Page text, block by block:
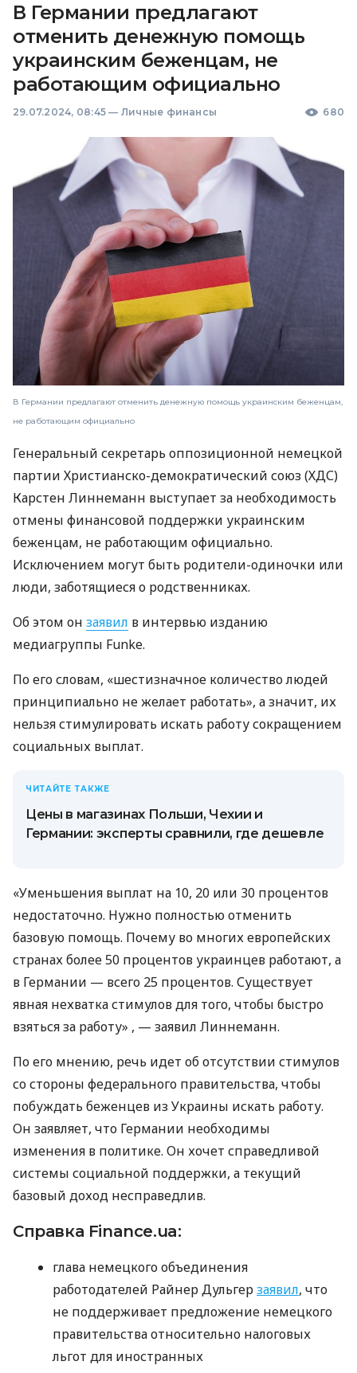
В Германии предлагают
отменить денежную помощь
украинским беженцам, не
работающим официально
29.07.2024, 08:45 — Личные финансы 680
В Германии предлагают отменить денежную помощь украинским беженцам,
не работающим официально
Генеральный секретарь оппозиционной немецкой
партии Христианско-демократический союз (ХДС)
Карстен Линнеманн выступает за необходимость
отмены финансовой поддержки украинским
беженцам, не работающим официально.
Исключением могут быть родители-одиночки или
люди, заботящиеся о родственниках.
Об этом он заявил в интервью изданию
медиагруппы Funke.
По его словам, «шестизначное количество людей
принципиально не желает работать», а значит, их
нельзя стимулировать искать работу сокращением
социальных выплат.
ЧИТАЙТЕ ТАКЖЕ
Цены в магазинах Польши, Чехии и
Германии: эксперты сравнили, где дешевле
«Уменьшения выплат на 10, 20 или 30 процентов
недостаточно. Нужно полностью отменить
базовую помощь. Почему во многих европейских
странах более 50 процентов украинцев работают, а
в Германии — всего 25 процентов. Существует
явная нехватка стимулов для того, чтобы быстро
взяться за работу» , — заявил Линнеманн.
По его мнению, речь идет об отсутствии стимулов
со стороны федерального правительства, чтобы
побуждать беженцев из Украины искать работу.
Он заявляет, что Германии необходимы
изменения в политике. Он хочет справедливой
системы социальной поддержки, а текущий
базовый доход несправедлив.
Справка Finance.ua:
глава немецкого объединения
работодателей Райнер Дульгерзаявил, что
не поддерживает предложение немецкого
правительства относительно налоговых
льгот для иностранных